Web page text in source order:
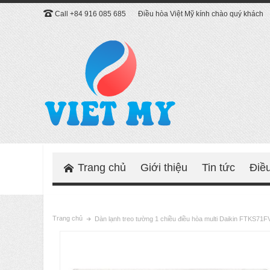
Call +84 916 085 685 Điều hòa Việt Mỹ kính chào quý khách
Trang chủ Giới thiệu Tin tức
Trang chủ Dàn lạnh treo tường 1 chiều điều hòa multi Daikin